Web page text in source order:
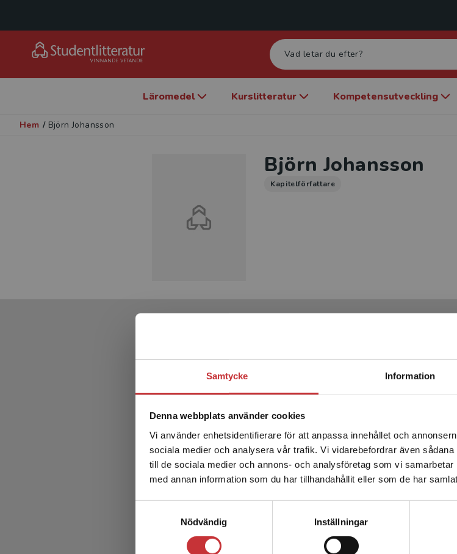
Samtycke Information
Denna webbplats använder cookies
Vi använder enhetsidentifierare för att anpassa innehållet och
sociala medier och analysera vår trafik. Vi vidarebefordrar även
till de sociala medier och annons- och analysföretag som vi
med annan information som du har tillhandahållit eller som de har
Nödvändig
Inställningar
Begränsad fraktregion
Det verkar som att du besöker
enhet utanför Sverige. Vi erbjuder inte
Sverige. För att kunna slutföra ett köp
leveransadressen vara i Sverige.Läs mer
Läromedel Kurslitteratur Kompetensutveckling
Hem / Björn Johansson
Björn Johansson
Kapitelförfattare
Pihlgren, Ann S. (red.)